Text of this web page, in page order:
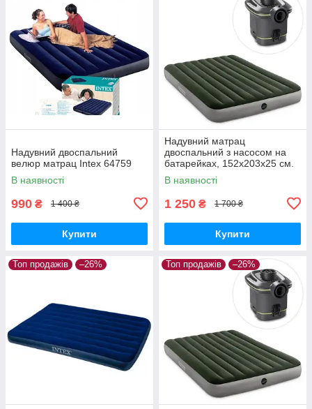
Надувний двоспальний
велюр матрац Intex 64759
В наявності
990 ₴ 1 400 ₴
Купити
Надувний матрац
двоспальний з насосом на
батарейках, 152х203х25 см.
64779
В наявності
1 250 ₴ 1 700 ₴
Купити
Топ продажів –26% Топ продажів –26%